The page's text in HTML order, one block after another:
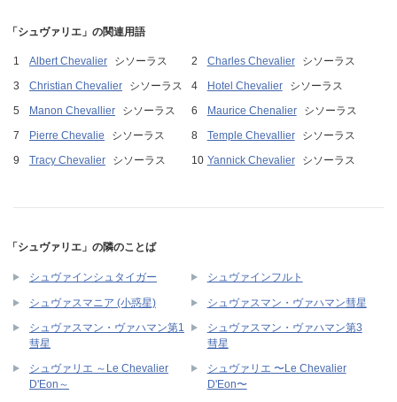
「シュヴァリエ」の関連用語
Albert Chevalier シソーラス Charles Chevalier
シソーラス
Christian Chevalier
シソーラス Hotel Chevalier
シソーラス
Manon Chevallier
シソーラス Maurice Chenalier
シソーラス
Pierre Chevalie
シソーラス Temple Chevallier
シソーラス
Tracy Chevalier
シソーラス Yannick Chevalier シソーラス
「シュヴァリエ」の隣のことば
シュヴァインシュタイガー シュヴァインフルト
シュヴァスマニア (小惑星)
シュヴァスマン・ヴァハマン彗星
シュヴァスマン・ヴァハマン第1
彗星
シュヴァスマン・ヴァハマン第3
彗星
シュヴァリエ ～Le Chevalier
D'Eon～
シュヴァリエ 〜Le Chevalier
D'Eon〜